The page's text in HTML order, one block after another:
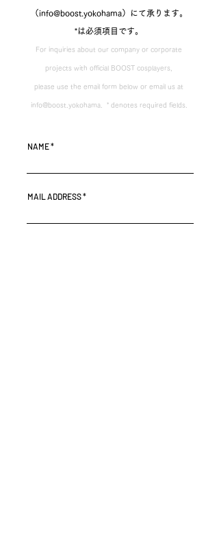
（info@boost.yokohama）にて承ります。​
*は必須項目です。
For inquiries about our company or corporate
projects with official BOOST cosplayers,
please use the email form below or email us at
info@boost.yokohama. ​ * denotes required fields.
NAME
MAIL ADDRESS